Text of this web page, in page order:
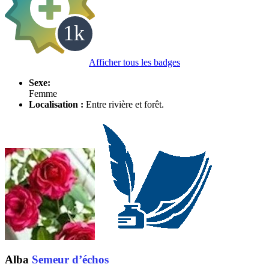
Afficher tous les badges
Sexe:
Femme
Localisation : Entre rivière et forêt.
Alba Semeur d’échos